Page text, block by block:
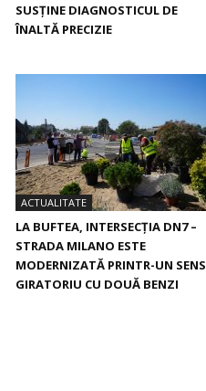
SUSŢINE DIAGNOSTICUL DE
ÎNALTĂ PRECIZIE
ACTUALITATE
LA BUFTEA, INTERSECŢIA DN7 –
STRADA MILANO ESTE
MODERNIZATĂ PRINTR-UN SENS
GIRATORIU CU DOUĂ BENZI